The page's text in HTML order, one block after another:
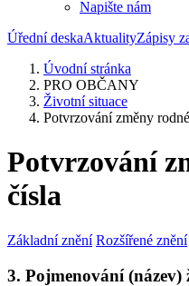
Napište nám
Úřední deskaAktualityZápisy
Úvodní stránka
PRO OBČANY
Životní situace
Potvrzování změny
Potvrzování
čísla
Základní znění Rozšířené znění
3. Pojmenování (název)